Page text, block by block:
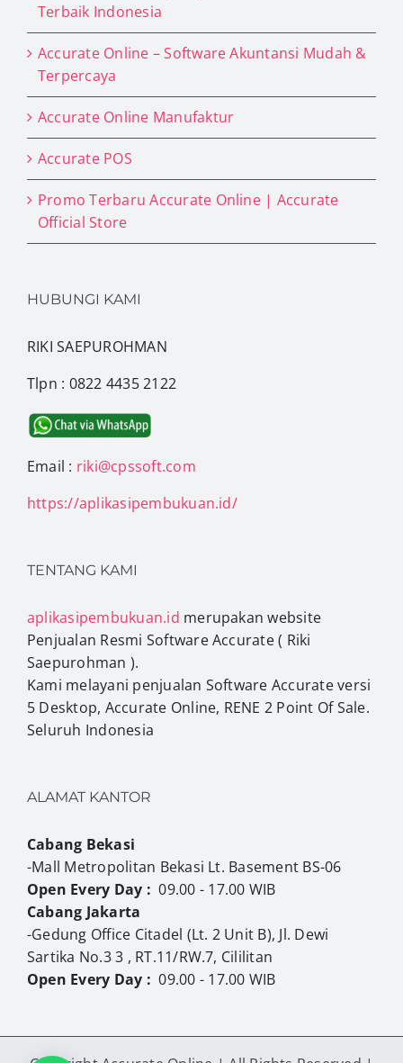
Terbaik Indonesia
Accurate Online – Software Akuntansi Mudah &
Terpercaya
Accurate Online Manufaktur
Accurate POS
Promo Terbaru Accurate Online | Accurate
Official Store
HUBUNGI KAMI
RIKI SAEPUROHMAN
Tlpn : 0822 4435 2122
Email : riki@cpssoft.com
https://aplikasipembukuan.id/
TENTANG KAMI
aplikasipembukuan.id merupakan website
Penjualan Resmi Software Accurate ( Riki
Saepurohman ).
Kami melayani penjualan Software Accurate versi
5 Desktop, Accurate Online, RENE 2 Point Of Sale.
Seluruh Indonesia
ALAMAT KANTOR
Cabang Bekasi
-Mall Metropolitan Bekasi Lt. Basement BS-06
Open Every Day : 09.00 - 17.00 WIB
Cabang Jakarta
-Gedung Office Citadel (Lt. 2 Unit B), Jl. Dewi
Sartika No.3 3 , RT.11/RW.7, Cililitan
Open Every Day : 09.00 - 17.00 WIB